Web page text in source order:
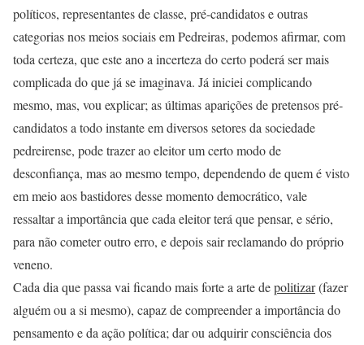
políticos, representantes de classe, pré-candidatos e outras
categorias nos meios sociais em Pedreiras, podemos afirmar, com
toda certeza, que este ano a incerteza do certo poderá ser mais
complicada do que já se imaginava. Já iniciei complicando
mesmo, mas, vou explicar; as últimas aparições de pretensos pré-
candidatos a todo instante em diversos setores da sociedade
pedreirense, pode trazer ao eleitor um certo modo de
desconfiança, mas ao mesmo tempo, dependendo de quem é visto
em meio aos bastidores desse momento democrático, vale
ressaltar a importância que cada eleitor terá que pensar, e sério,
para não cometer outro erro, e depois sair reclamando do próprio
veneno.
Cada dia que passa vai ficando mais forte a arte depolitizar(fazer
alguém ou a si mesmo), capaz de compreender a importância do
pensamento e da ação política; dar ou adquirir consciência dos